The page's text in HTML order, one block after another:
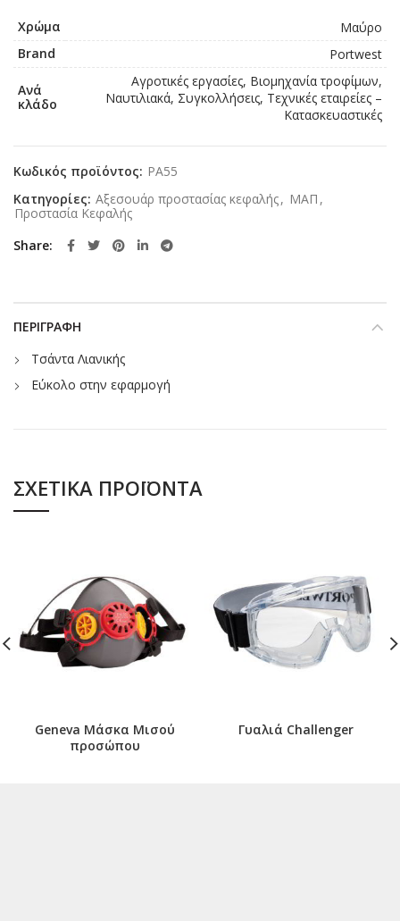
Χρώμα
Μαύρο
Brand
Portwest
Ανά
κλάδο
Αγροτικές εργασίες, Βιομηχανία τροφίμων,
Ναυτιλιακά, Συγκολλήσεις, Τεχνικές εταιρείες –
Κατασκευαστικές
Κωδικός προϊόντος: PA55
Κατηγορίες: Αξεσουάρ προστασίας κεφαλής, ΜΑΠ ,
Προστασία Κεφαλής
Share
ΠΕΡΙΓΡΑΦΉ
Τσάντα Λιανικής
Εύκολο στην εφαρμογή
ΣΧΕΤΙΚΆ ΠΡΟΪΌΝΤΑ
Geneva Μάσκα Μισού
προσώπου
Γυαλιά Challenger